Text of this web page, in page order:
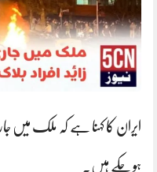
ہو چکے ہیں۔